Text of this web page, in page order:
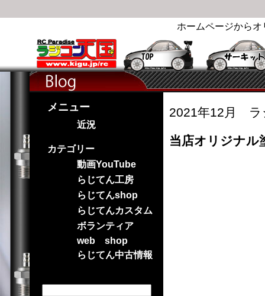
ホームページから
2021年12月 ラ
当店オリジナル
メニュー
近況
カテゴリー
動画YouTube
らじてん工房
らじてんshop
らじてんカスタム
ボランティア
web shop
らじてん中古情報